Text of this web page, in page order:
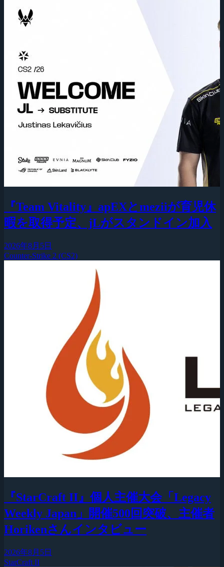
『Team Vitality』apEXとmeziiが育児休
暇を取得予定、jLがスタンドイン加入
2026年8月5日
Counter-Strike 2 (CS2)
『StarCraft II』個人主催大会「Legacy
Weekly Japan」開催500回突破、主催者
Horikenさんインタビュー
2026年8月5日
StarCraft II